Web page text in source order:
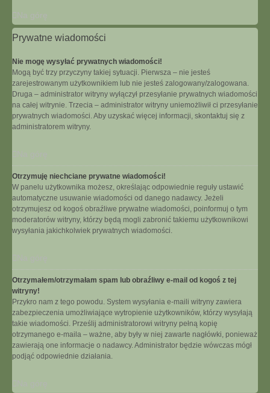
Na górę
Prywatne wiadomości
Nie mogę wysyłać prywatnych wiadomości!
Mogą być trzy przyczyny takiej sytuacji. Pierwsza – nie jesteś
zarejestrowanym użytkownikiem lub nie jesteś zalogowany/zalogowana.
Druga – administrator witryny wyłączył przesyłanie prywatnych wiadomości
na całej witrynie. Trzecia – administrator witryny uniemożliwił ci przesyłanie
prywatnych wiadomości. Aby uzyskać więcej informacji, skontaktuj się z
administratorem witryny.
Otrzymuję niechciane prywatne wiadomości!
W panelu użytkownika możesz, określając odpowiednie reguły ustawić
automatyczne usuwanie wiadomości od danego nadawcy. Jeżeli
otrzymujesz od kogoś obraźliwe prywatne wiadomości, poinformuj o tym
moderatorów witryny, którzy będą mogli zabronić takiemu użytkownikowi
wysyłania jakichkolwiek prywatnych wiadomości.
Otrzymałem/otrzymałam spam lub obraźliwy e-mail od kogoś z tej
witryny!
Przykro nam z tego powodu. System wysyłania e-maili witryny zawiera
zabezpieczenia umożliwiające wytropienie użytkowników, którzy wysyłają
takie wiadomości. Prześlij administratorowi witryny pełną kopię
otrzymanego e-maila – ważne, aby były w niej zawarte nagłówki, ponieważ
zawierają one informacje o nadawcy. Administrator będzie wówczas mógł
podjąć odpowiednie działania.